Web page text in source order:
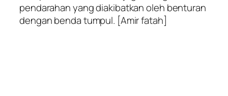
pendarahan yang diakibatkan oleh benturan
dengan benda tumpul. [Amir fatah]